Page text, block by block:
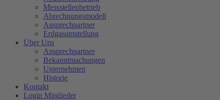
Messstellenbetrieb
Abrechnungsmodell
Ansprechpartner
Erdgasumstellung
Über Uns
Ansprechpartner
Bekanntmachungen
Unternehmen
Historie
Kontakt
Login Mitglieder